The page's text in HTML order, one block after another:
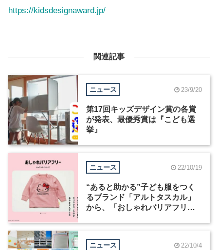
https://kidsdesignaward.jp/
関連記事
ニュース 23/9/20
第17回キッズデザイン賞の各賞
が発表、最優秀賞は『こども選
挙』
ニュース 22/10/19
“あると助かる”子ども服をつく
るブランド「アルトタスカル」
から、「おしゃれバリアフリ
ニュース 22/10/4